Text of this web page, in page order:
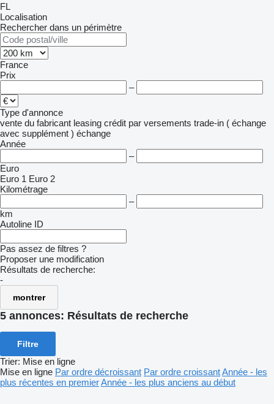
FL
Localisation
Rechercher dans un périmètre
France
Prix
–
Type d'annonce
vente du fabricant leasing crédit par versements trade-in ( échange
avec supplément ) échange
Année
–
Euro
Euro 1 Euro 2
Kilométrage
–
km
Autoline ID
Pas assez de filtres ?
Proposer une modification
Résultats de recherche:
-
montrer
5 annonces: Résultats de recherche
Filtre
Trier: Mise en ligne
Mise en ligne Par ordre décroissant Par ordre croissantAnnée - les
plus récentes en premierAnnée - les plus anciens au début